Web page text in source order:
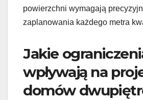
powierzchni wymagają
zaplanowania każdego metra
Jakie
wpływają na
domów